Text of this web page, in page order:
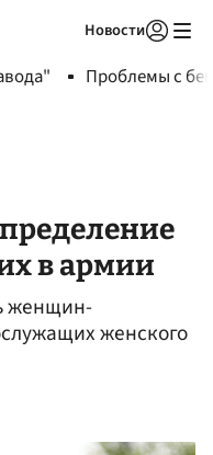
Новости
Проблемы с
в армии
женщин-
женского